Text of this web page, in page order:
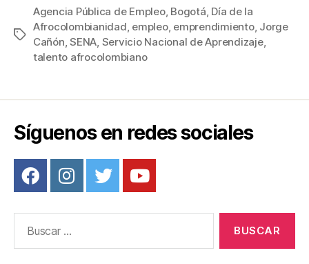
c
e
b
o
k
tt
er
ail er
e
st
m
p
Etiquetas
Agencia Pública de Empleo, Bogotá, Día de la
Afrocolombianidad, empleo, emprendimiento, Jorge
Cañón,SENA, Servicio Nacional de Aprendizaje,
talento afrocolombiano
Síguenos en redes sociales